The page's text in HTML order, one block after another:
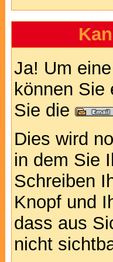
Ja! Um
können Sie
Sie die
Dies wird
in dem Sie
Schreiben
Knopf und
dass aus
nicht